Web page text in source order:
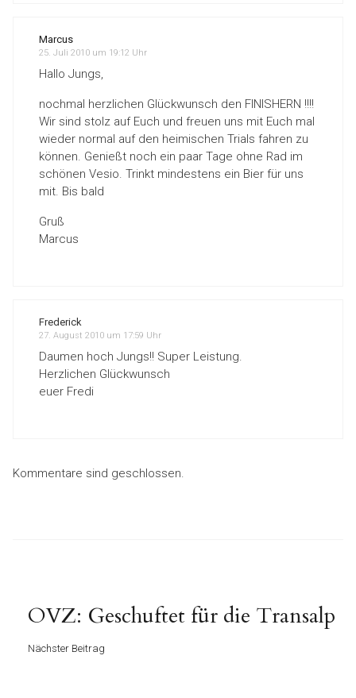
Marcus
25. Juli 2010 um 19:12 Uhr
Hallo Jungs,
nochmal herzlichen Glückwunsch den FINISHERN !!!!
Wir sind stolz auf Euch und freuen uns mit Euch mal
wieder normal auf den heimischen Trials fahren zu
können. Genießt noch ein paar Tage ohne Rad im
schönen Vesio. Trinkt mindestens ein Bier für uns
mit. Bis bald
Gruß
Marcus
Frederick
27. August 2010 um 17:59 Uhr
Daumen hoch Jungs!! Super Leistung.
Herzlichen Glückwunsch
euer Fredi
Kommentare sind geschlossen.
Beitragsnavigation
Nächster
Beitrag
OVZ: Geschuftet für die Transalp
Nächster Beitrag